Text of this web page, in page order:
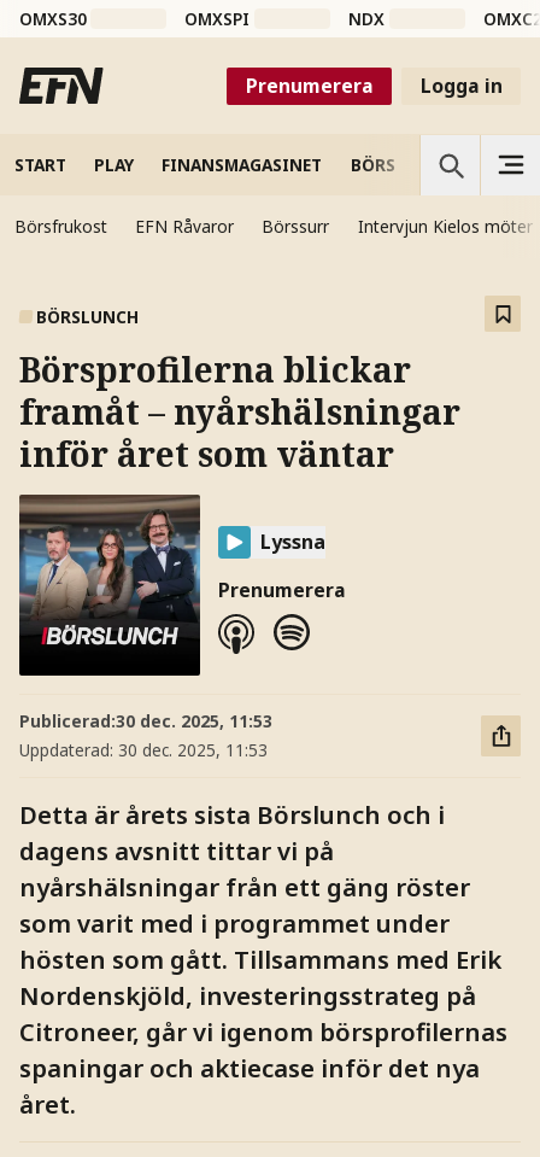
OMXS30 OMXSPI NDX
Prenumerera Logga in
START PLAY FINANSMAGASINET BÖRS VETENSKAP
Börsfrukost EFN Råvaror Börssurr Intervjun Kielos möter
BÖRSLUNCH
Börsprofilerna blickar
framåt – nyårshälsningar
inför året som väntar
Lyssna
Prenumerera
Publicerad:30 dec. 2025, 11:53
Uppdaterad: 30 dec. 2025, 11:53
Detta är årets sista Börslunch och i
dagens avsnitt tittar vi på
nyårshälsningar från ett gäng röster
som varit med i programmet under
hösten som gått. Tillsammans med Erik
Nordenskjöld, investeringsstrateg på
Citroneer, går vi igenom börsprofilernas
spaningar och aktiecase inför det nya
året.